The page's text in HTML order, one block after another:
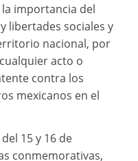
importancia del
libertades sociales y
nacional, por
acto o
contra los
mexicanos en el
15 y 16 de
conmemorativas,